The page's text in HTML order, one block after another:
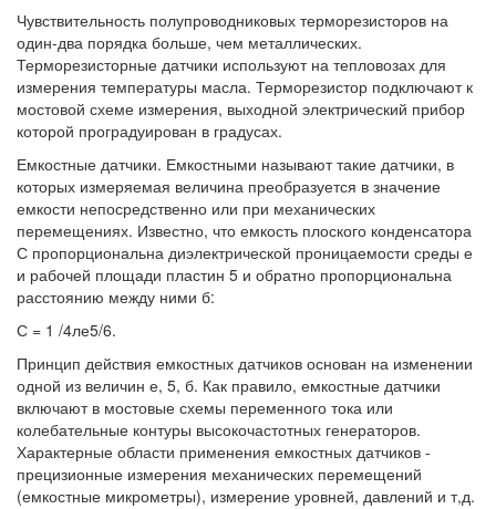
Чувствительность полупроводниковых терморезисторов на
один-два порядка больше, чем металлических.
Терморезисторные датчики используют на тепловозах для
измерения температуры масла. Терморезистор подключают к
мостовой схеме измерения, выходной электрический прибор
которой проградуирован в градусах.
Емкостные датчики. Емкостными называют такие датчики, в
которых измеряемая величина преобразуется в значение
емкости непосредственно или при механических
перемещениях. Известно, что емкость плоского конденсатора
С пропорциональна диэлектрической проницаемости среды е
и рабочей площади пластин 5 и обратно пропорциональна
расстоянию между ними б:
С = 1 /4ле5/6.
Принцип действия емкостных датчиков основан на изменении
одной из величин е, 5, б. Как правило, емкостные датчики
включают в мостовые схемы переменного тока или
колебательные контуры высокочастотных генераторов.
Характерные области применения емкостных датчиков -
прецизионные измерения механических перемещений
(емкостные микрометры), измерение уровней, давлений и т,д.